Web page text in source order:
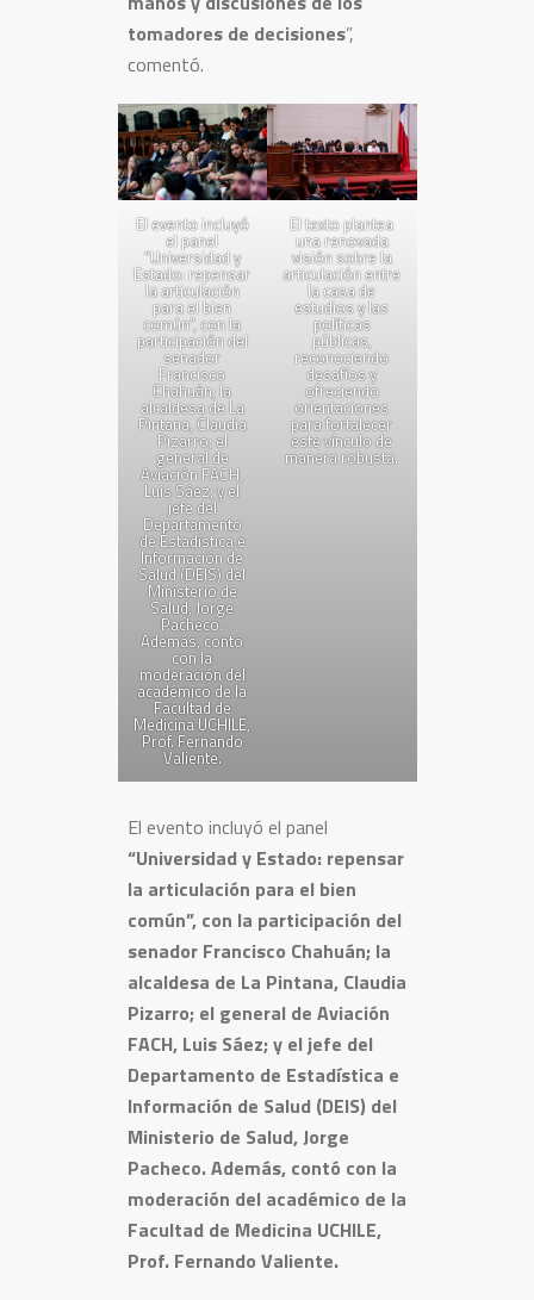
tomadores de decisiones”,
comentó.
El evento incluyó
el panel
“Universidad y
Estado: repensar
la articulación
para el bien
común”, con la
participación del
senador
Francisco
Chahuán; la
alcaldesa de La
Pintana, Claudia
Pizarro; el
general de
Aviación FACH,
Luis Sáez; y el
jefe del
Departamento
de Estadística e
Información de
Salud (DEIS) del
Ministerio de
Salud, Jorge
Pacheco.
Además, contó
con la
moderación del
académico de la
Facultad de
Medicina UCHILE,
Prof. Fernando
Valiente.
El texto plantea
una renovada
visión sobre la
articulación entre
la casa de
estudios y las
políticas
públicas,
reconociendo
desafíos y
ofreciendo
orientaciones
para fortalecer
este vínculo de
manera robusta.
El evento incluyó el panel
“Universidad y Estado: repensar
la articulación para el bien
común”, con la participación del
senador Francisco Chahuán; la
alcaldesa de La Pintana, Claudia
Pizarro; el general de Aviación
FACH, Luis Sáez; y el jefe del
Departamento de Estadística e
Información de Salud (DEIS) del
Ministerio de Salud, Jorge
Pacheco. Además, contó con la
moderación del académico de la
Facultad de Medicina UCHILE,
Prof. Fernando Valiente.